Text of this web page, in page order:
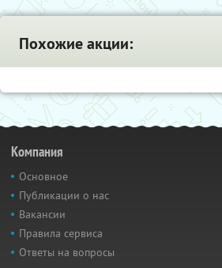
Похожие акции:
Компания
Основное
Публикации о нас
Вакансии
Правила сервиса
Ответы на вопросы